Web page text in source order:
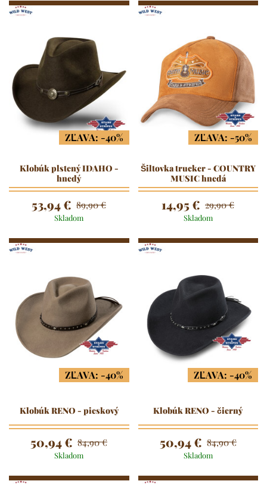
ZĽAVA: -40%
Klobúk plstený IDAHO -
hnedý
53,94 € 89,90 €
Skladom
ZĽAVA: -50%
Šiltovka trucker - COUNTRY
MUSIC hnedá
14,95 € 29,90 €
Skladom
ZĽAVA: -40%
Klobúk RENO - pieskový
50,94 € 84,90 €
Skladom
ZĽAVA: -40%
Klobúk RENO - čierný
50,94 € 84,90 €
Skladom